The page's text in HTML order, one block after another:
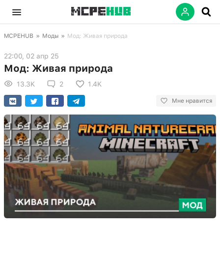
MCPEHUB » Моды » Мод: Живая природа
22:00, 02 апр 25
Мод: Живая природа
13.3K 2 1.4K
Мне нравится